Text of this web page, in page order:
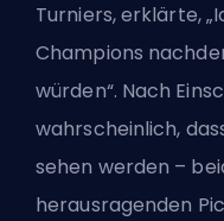
Turniers, erklärte,
Champions
würden“. Nach
wahrscheinlich,
sehen werden –
herausragenden